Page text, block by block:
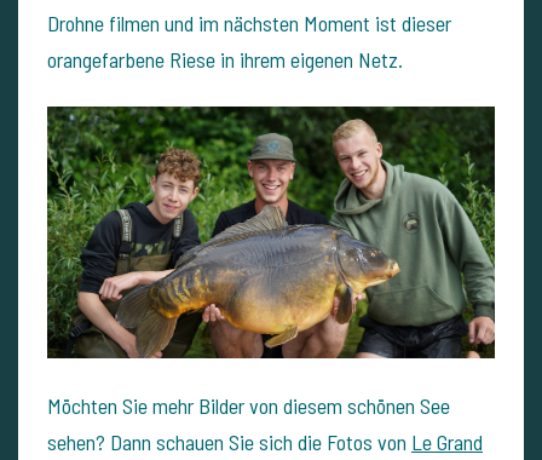
Drohne filmen und im nächsten Moment ist dieser
orangefarbene Riese in ihrem eigenen Netz.
Möchten Sie mehr Bilder von diesem schönen See
sehen? Dann schauen Sie sich die Fotos von Le Grand